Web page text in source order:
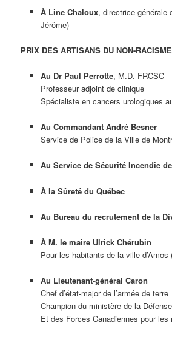
À Line Chaloux, directrice générale
Jérôme)
PRIX DES ARTISANS DU NON-
Au Dr Paul Perrotte, M.D. FRCSC
Professeur adjoint de clinique
Spécialiste en cancers urologiques
Au Commandant André Besner
Service de Police de la Ville de
Au Service de Sécurité Incendie
À la Sûreté du Québec
Au Bureau du recrutement de la
À M. le maire Ulrick Chérubin
Pour les habitants de la ville d’Amos
Au Lieutenant-général Caron
Chef d’état-major de l’armée de terre
Champion du ministère de la
Et des Forces Canadiennes pour